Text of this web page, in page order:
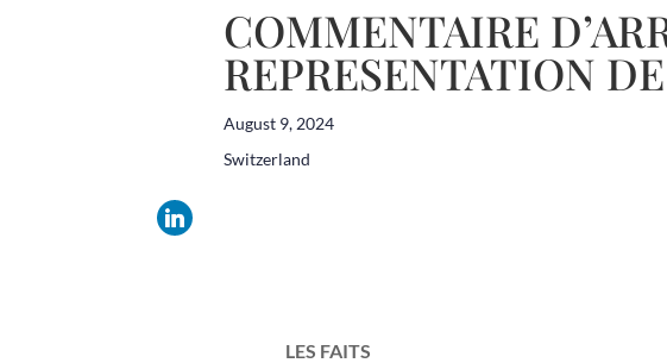
COMMENTAIRE
REPRESENTATION
August 9, 2024
Switzerland
LES FAITS